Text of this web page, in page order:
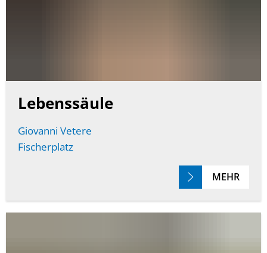
Lebenssäule
Giovanni Vetere
Fischerplatz
MEHR